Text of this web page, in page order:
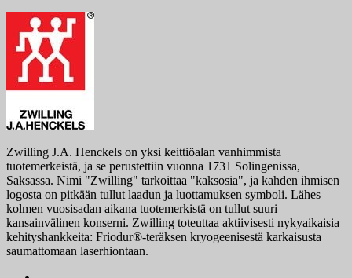
Zwilling J.A. Henckels on yksi keittiöalan vanhimmista
tuotemerkeistä, ja se perustettiin vuonna 1731 Solingenissa,
Saksassa. Nimi "Zwilling" tarkoittaa "kaksosia", ja kahden ihmisen
logosta on pitkään tullut laadun ja luottamuksen symboli. Lähes
kolmen vuosisadan aikana tuotemerkistä on tullut suuri
kansainvälinen konserni. Zwilling toteuttaa aktiivisesti nykyaikaisia ​​
kehityshankkeita: Friodur®-teräksen kryogeenisestä karkaisusta
saumattomaan laserhiontaan.